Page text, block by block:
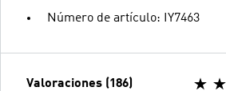
Número de artículo: IY7463
Valoraciones (186)